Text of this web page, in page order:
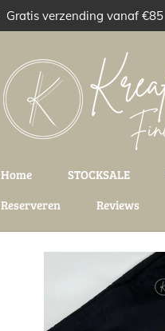
Gratis verzending vanaf €85
Home STOCKSALE
Reserveren
Reviews